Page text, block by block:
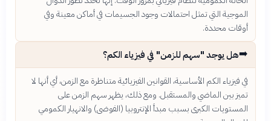
الموجية التي تمثل احتمالات وجود الجسيمات في أماكن معينة وفي
أوقات محددة.
➡️هل يوجد "سهم للزمن" في فيزياء الكم؟
في فيزياء الكم الأساسية، القوانين الفيزيائية متناظرة مع الزمن، أي أنها لا
تميز بين الماضي والمستقبل. ومع ذلك، يظهر سهم الزمن على
المستويات الكبرى بسبب مبدأ الإنتروبيا (الفوضى) والانهيار الكمومي